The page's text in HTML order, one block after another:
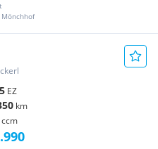
EZ
km
ccm